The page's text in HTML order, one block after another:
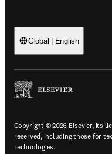
Global | English
Copyright © 2026 Elsevier, its
reserved, including those for
technologies.